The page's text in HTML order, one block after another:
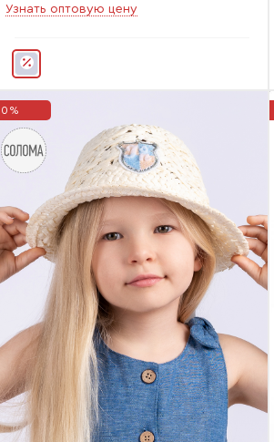
Узнать оптовую цену
0%